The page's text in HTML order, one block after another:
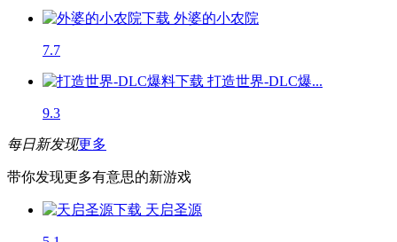
外婆的小农院
7.7
打造世界-DLC爆...
9.3
每日新发现更多
带你发现更多有意思的新游戏
天启圣源